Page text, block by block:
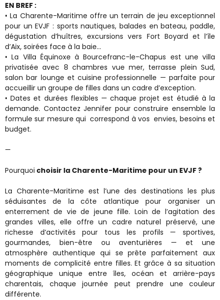
EN BREF :
• La Charente-Maritime offre un terrain de jeu exceptionnel
pour un EVJF : sports nautiques, balades en bateau, paddle,
dégustation d’huîtres, excursions vers Fort Boyard et l’île
d’Aix, soirées face à la baie…
• La Villa Équinoxe à Bourcefranc-le-Chapus est une villa
privatisée avec 8 chambres vue mer, terrasse plein Sud,
salon bar lounge et cuisine professionnelle — parfaite pour
accueillir un groupe de filles dans un cadre d’exception.
• Dates et durées flexibles — chaque projet est étudié à la
demande. Contactez Jennifer pour construire ensemble la
formule sur mesure qui correspond à vos envies, besoins et
budget.
—
Pourquoi choisir la Charente-Maritime pour un EVJF ?
La Charente-Maritime est l’une des destinations les plus
séduisantes de la côte atlantique pour organiser un
enterrement de vie de jeune fille. Loin de l’agitation des
grandes villes, elle offre un cadre naturel préservé, une
richesse d’activités pour tous les profils — sportives,
gourmandes, bien-être ou aventurières — et une
atmosphère authentique qui se prête parfaitement aux
moments de complicité entre filles. Et grâce à sa situation
géographique unique entre îles, océan et arrière-pays
charentais, chaque journée peut prendre une couleur
différente.